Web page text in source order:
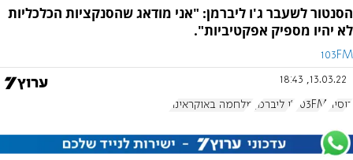
הסנטור לשעבר ג'ו ליברמן: "אני מודאג שהסנקציות הכלכליות
לא יהיו מספיק אפקטיביות".
103FM
13.03.22, 18:43
רוסיה 103FM ג'ו ליברמן מלחמה באוקראינה